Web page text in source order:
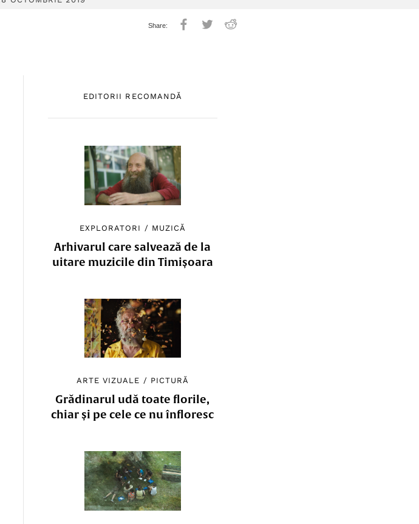
EDITORII RECOMANDĂ
EXPLORATORI / MUZICĂ
Arhivarul care salvează de la
uitare muzicile din Timișoara
ARTE VIZUALE / PICTURĂ
Grădinarul udă toate florile,
chiar și pe cele ce nu înfloresc